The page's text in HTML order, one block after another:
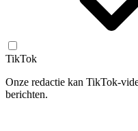
TikTok
Onze redactie kan TikTok-
berichten.